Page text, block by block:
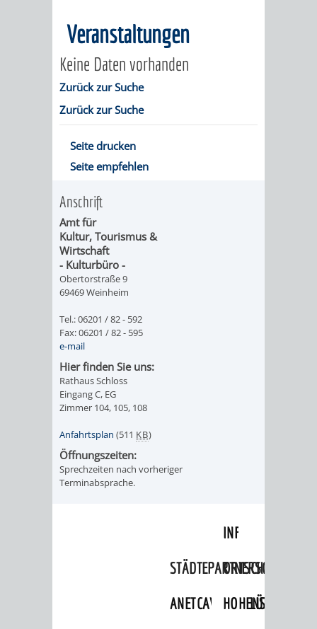
INFOS
ZUR
UKRAINE
UNSERE STADT
STÄDTEPARTNERSCHAFTEN
ANETCAVAILLON
ORTSCHAFTEN
HOHENSACHSEN
Veranstaltungen
Keine Daten vorhanden
Zurück zur Suche
Zurück zur Suche
Seite drucken
Seite empfehlen
Anschrift
Amt für
Kultur, Tourismus &
Wirtschaft
- Kulturbüro -
Obertorstraße 9
69469 Weinheim
Tel.: 06201 / 82 - 592
Fax: 06201 / 82 - 595
e-mail
Hier finden Sie uns:
Rathaus Schloss
Eingang C, EG
Zimmer 104, 105, 108
Anfahrtsplan (511 KB)
Öffnungszeiten:
Sprechzeiten nach vorheriger
Terminabsprache.